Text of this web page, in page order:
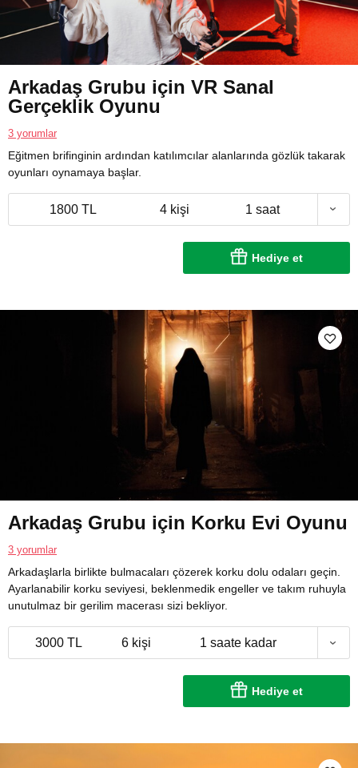
Arkadaş Grubu için VR Sanal
Gerçeklik Oyunu
3 yorumlar
Eğitmen brifinginin ardından katılımcılar alanlarında gözlük takarak
oyunları oynamaya başlar.
1800 TL 4 kişi 1 saat
Hediye et
Arkadaş Grubu için Korku Evi Oyunu
3 yorumlar
Arkadaşlarla birlikte bulmacaları çözerek korku dolu odaları geçin.
Ayarlanabilir korku seviyesi, beklenmedik engeller ve takım ruhuyla
unutulmaz bir gerilim macerası sizi bekliyor.
3000 TL 6 kişi 1 saate kadar
Hediye et